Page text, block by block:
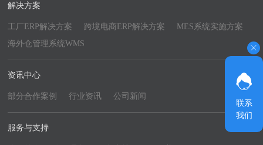
解决方案
工厂ERP解决方案 跨境电商ERP解决方案
MES系统实施方案
海外仓管理系统WMS
资讯中心
部分合作案例 行业资讯 公司新闻
服务与支持
联系
我们